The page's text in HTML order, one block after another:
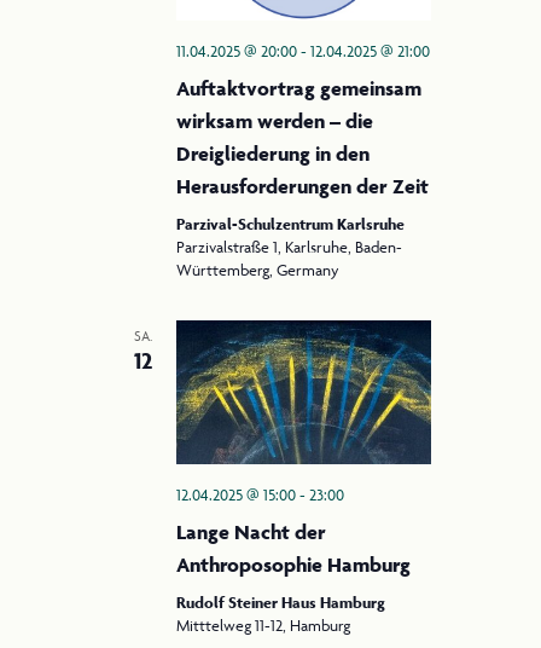
11.04.2025 @ 20:00-12.04.2025 @ 21:00
Auftaktvortrag gemeinsam
wirksam werden – die
Dreigliederung in den
Herausforderungen der Zeit
Parzival-Schulzentrum Karlsruhe
Parzivalstraße 1, Karlsruhe, Baden-
Württemberg, Germany
SA.
12
12.04.2025 @ 15:00-23:00
Lange Nacht der
Anthroposophie Hamburg
Rudolf Steiner Haus Hamburg
Mitttelweg 11-12, Hamburg